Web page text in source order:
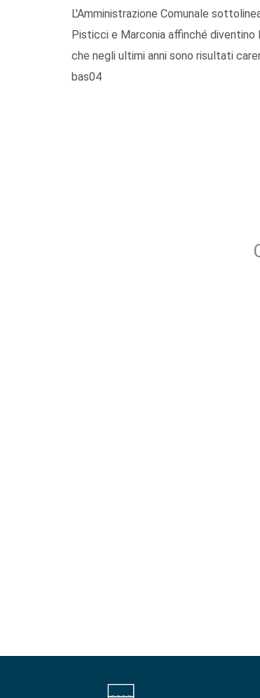
L'Amministrazione Comunale
Pisticci e Marconia affinché
che negli ultimi anni sono risultati
bas04